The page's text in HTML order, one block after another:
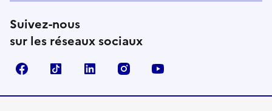
Suivez-nous
sur les réseaux sociaux
FacebookTikTok LinkedIn Instagram